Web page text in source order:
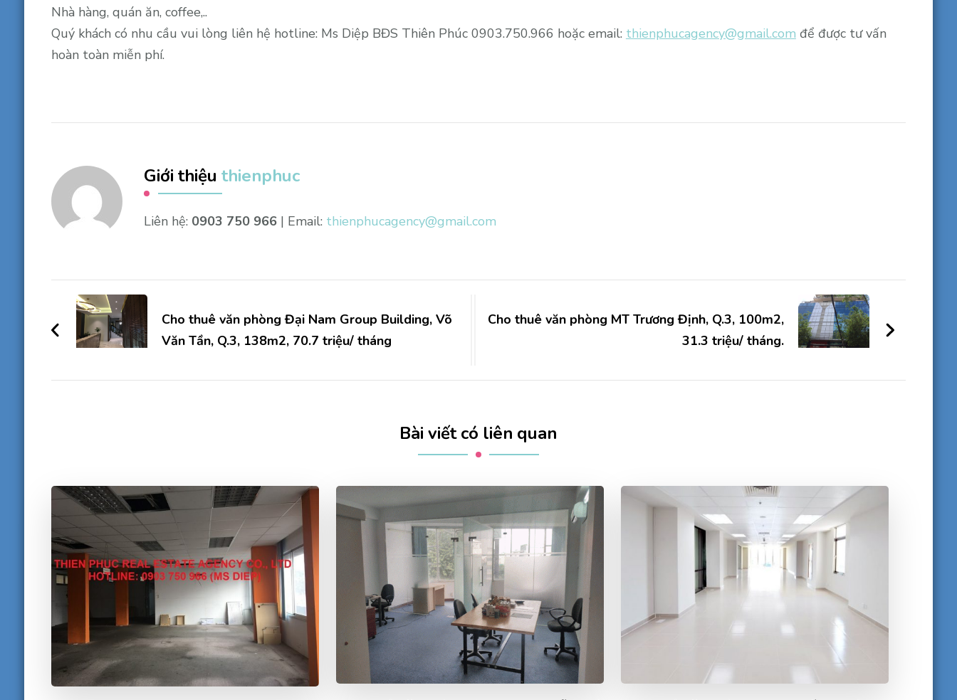
Nhà hàng, quán ăn, coffee,..
Quý khách có nhu cầu vui lòng liên hệ hotline: Ms Diệp BĐS Thiên Phúc 0903.750.966 hoặc email: thienphucagency@gmail.com để được tư vấn
hoàn toàn miễn phí.
Giới thiệu thienphuc
Liên hệ: 0903 750 966| Email: thienphucagency@gmail.com
Điều
hướng
bài
viết
Cho thuê văn phòng Đại Nam Group Building, Võ
Văn Tần, Q.3, 138m2, 70.7 triệu/ tháng
Cho thuê văn phòng MT Trương Định, Q.3, 100m2,
31.3 triệu/ tháng.
Bài viết có liên quan